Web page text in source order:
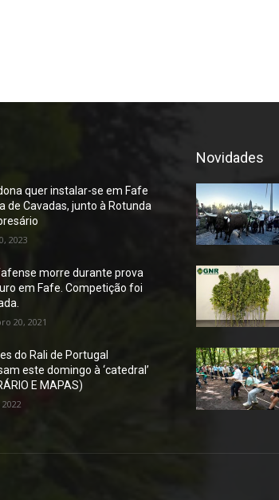
quer instalar-se em Fafe
de Cavadas, junto à Rotunda
2023
morre durante prova
em Fafe. Competição foi
20, 2021
do Rali de Portugal
este domingo à ‘catedral’
E MAPAS)
Novidades